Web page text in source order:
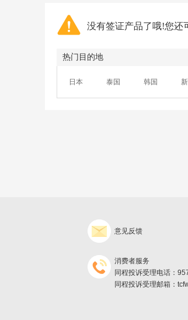
没有签证产品了哦!您还
热门目的地
日本 泰国 韩国
意见反馈
消费者服务
同程投诉受理电话：
同程投诉受理邮箱：